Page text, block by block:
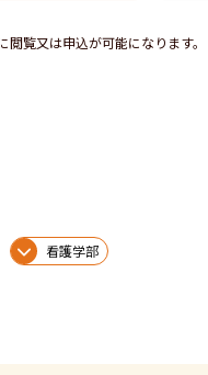
覧又は申込が可能になります。
看護学部